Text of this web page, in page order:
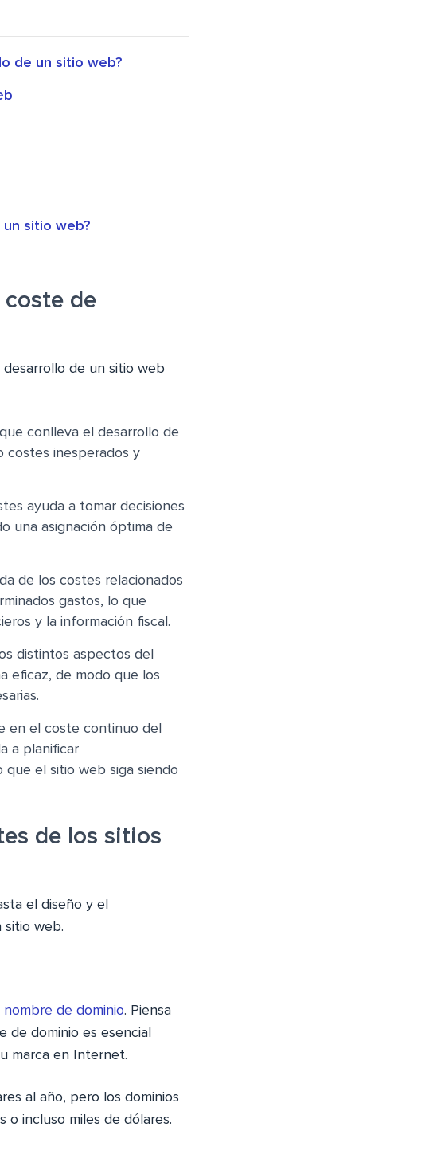
de un sitio web?
sitio web?
de
de un sitio web
conlleva el desarrollo de
costes inesperados y
ayuda a tomar decisiones
una asignación óptima de
de los costes relacionados
gastos, lo que
y la información fiscal.
distintos aspectos del
eficaz, de modo que los
en el coste continuo del
a planificar
que el sitio web siga siendo
de los sitios
el diseño y el
sitio web.
de dominio. Piensa
de dominio es esencial
marca en Internet.
al año, pero los dominios
o incluso miles de dólares.